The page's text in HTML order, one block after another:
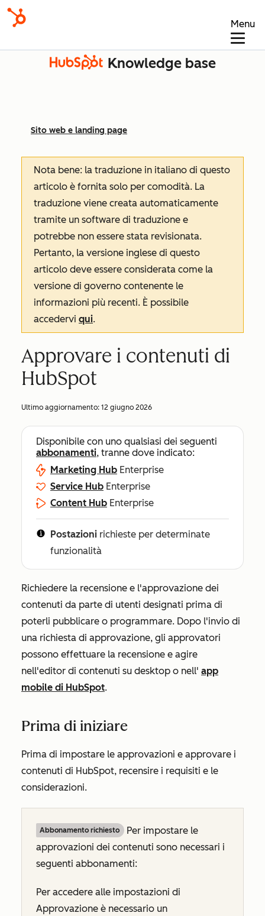
Menu
Knowledge base
Sito web e landing page
Nota bene: la traduzione in italiano di questo
articolo è fornita solo per comodità. La
traduzione viene creata automaticamente
tramite un software di traduzione e
potrebbe non essere stata revisionata.
Pertanto, la versione inglese di questo
articolo deve essere considerata come la
versione di governo contenente le
informazioni più recenti. È possibile
accedervi qui.
Approvare i contenuti di
HubSpot
Ultimo aggiornamento: 12 giugno 2026
Disponibile con uno qualsiasi dei seguenti
abbonamenti, tranne dove indicato:
Marketing Hub Enterprise
Service Hub Enterprise
Content Hub Enterprise
Postazioni richieste per determinate
funzionalità
Richiedere la recensione e l'approvazione dei
contenuti da parte di utenti designati prima di
poterli pubblicare o programmare. Dopo l'invio di
una richiesta di approvazione, gli approvatori
possono effettuare la recensione e agire
nell'editor di contenuti su desktop o nell' app
mobile di HubSpot.
Prima di iniziare
Prima di impostare le approvazioni e approvare i
contenuti di HubSpot, recensire i requisiti e le
considerazioni.
Abbonamento richiesto
Per impostare le
approvazioni dei contenuti sono necessari i
seguenti abbonamenti:
Per accedere alle impostazioni di
Approvazione è necessario un